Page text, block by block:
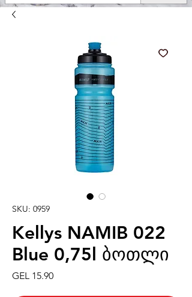
SKU: 0959
Kellys NAMIB 022
Blue 0,75l ბოთლი
GEL 15.90Price